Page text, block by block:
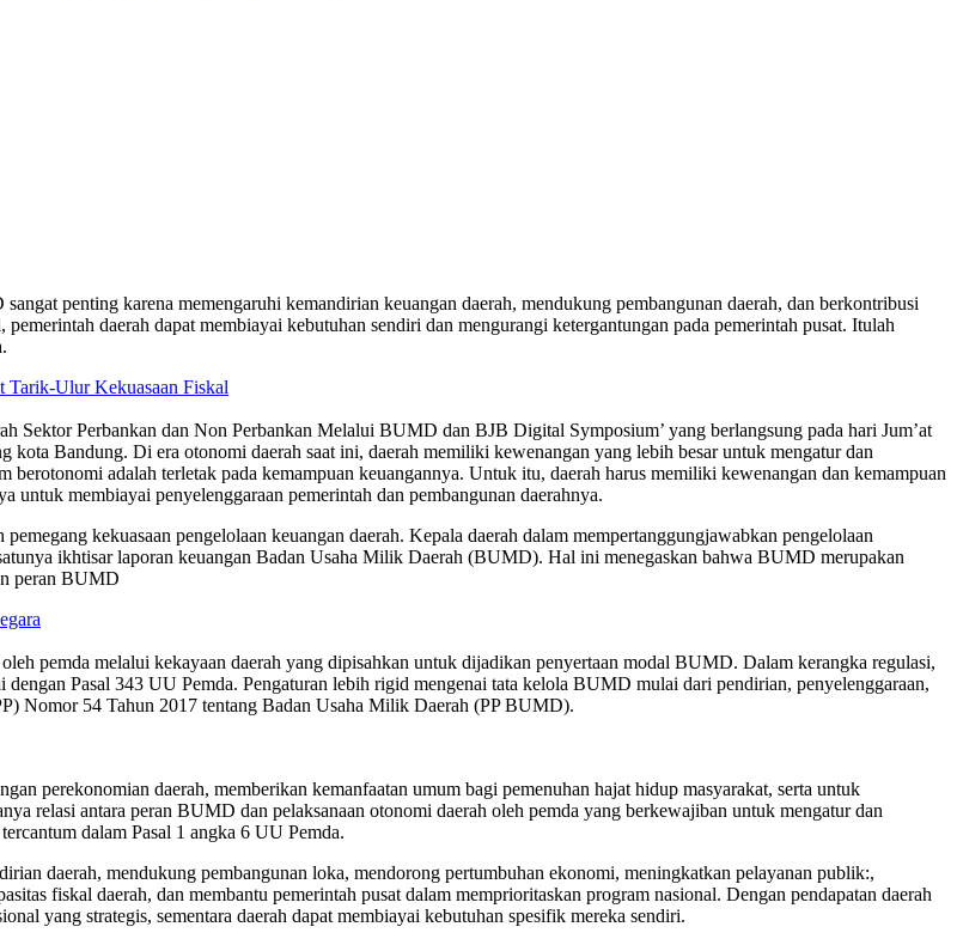
penting karena memengaruhi kemandirian keuangan daerah, mendukung pembangunan daerah, dan berkontribusi
daerah dapat membiayai kebutuhan sendiri dan mengurangi ketergantungan pada pemerintah pusat. Itulah
Tarik-Ulur Kekuasaan Fiskal
Sektor Perbankan dan Non Perbankan Melalui BUMD dan BJB Digital Symposium’ yang berlangsung pada hari Jum’at
Bandung. Di era otonomi daerah saat ini, daerah memiliki kewenangan yang lebih besar untuk mengatur dan
berotonomi adalah terletak pada kemampuan keuangannya. Untuk itu, daerah harus memiliki kewenangan dan kemampuan
untuk membiayai penyelenggaraan pemerintah dan pembangunan daerahnya.
kekuasaan pengelolaan keuangan daerah. Kepala daerah dalam mempertanggungjawabkan pengelolaan
ikhtisar laporan keuangan Badan Usaha Milik Daerah (BUMD). Hal ini menegaskan bahwa BUMD merupakan
peran BUMD
pemda melalui kekayaan daerah yang dipisahkan untuk dijadikan penyertaan modal BUMD. Dalam kerangka regulasi,
Pasal 343 UU Pemda. Pengaturan lebih rigid mengenai tata kelola BUMD mulai dari pendirian, penyelenggaraan,
Nomor 54 Tahun 2017 tentang Badan Usaha Milik Daerah (PP BUMD).
perekonomian daerah, memberikan kemanfaatan umum bagi pemenuhan hajat hidup masyarakat, serta untuk
relasi antara peran BUMD dan pelaksanaan otonomi daerah oleh pemda yang berkewajiban untuk mengatur dan
dalam Pasal 1 angka 6 UU Pemda.
daerah, mendukung pembangunan loka, mendorong pertumbuhan ekonomi, meningkatkan pelayanan publik:,
fiskal daerah, dan membantu pemerintah pusat dalam memprioritaskan program nasional. Dengan pendapatan daerah
yang strategis, sementara daerah dapat membiayai kebutuhan spesifik mereka sendiri.